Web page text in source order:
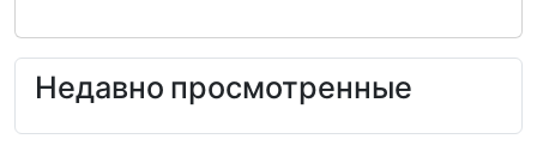
Недавно просмотренные